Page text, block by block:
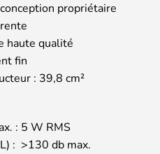
propriétaire
haute qualité
fin
: 39,8 cm²
: 5 W RMS
: >130 db max.